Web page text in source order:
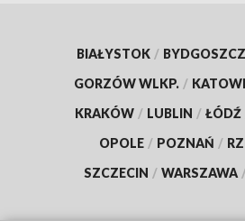
BIAŁYSTOK / BYDGOSZCZ
GORZÓW WLKP. /
KRAKÓW / LUBLIN / ŁÓDŹ
OPOLE / POZNAŃ /
SZCZECIN / WARSZAWA